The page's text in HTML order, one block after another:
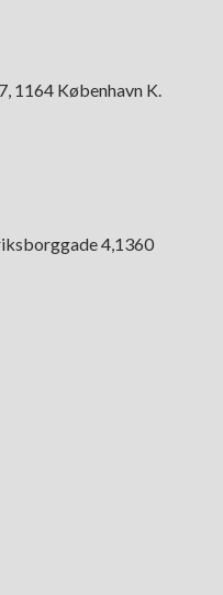
1164 København K.
4,1360